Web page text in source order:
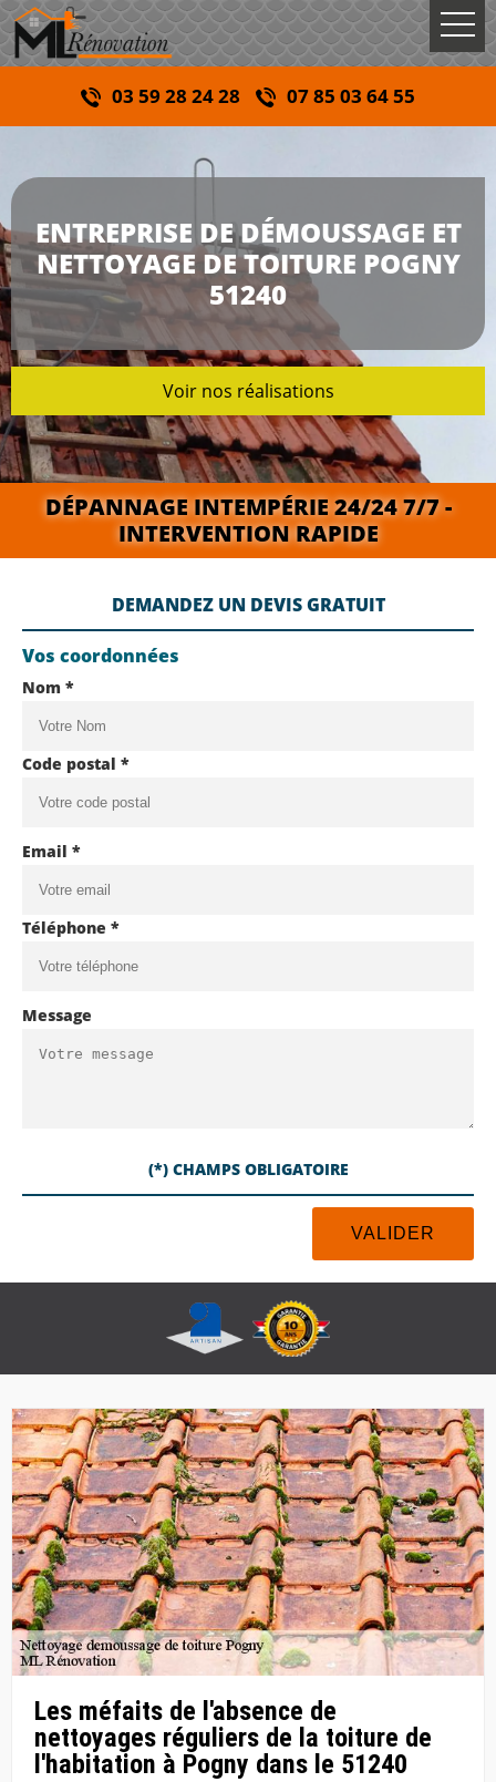
03 59 28 24 28 07 85 03 64 55
ENTREPRISE DE DÉMOUSSAGE ET
NETTOYAGE DE TOITURE POGNY
51240
Voir nos réalisations
DÉPANNAGE INTEMPÉRIE 24/24 7/7 -
INTERVENTION RAPIDE
DEMANDEZ UN DEVIS GRATUIT
Vos coordonnées
Nom *
Code postal *
Email *
Téléphone *
Message
(*) CHAMPS OBLIGATOIRE
Les méfaits de l'absence de
nettoyages réguliers de la toiture de
l'habitation à Pogny dans le 51240